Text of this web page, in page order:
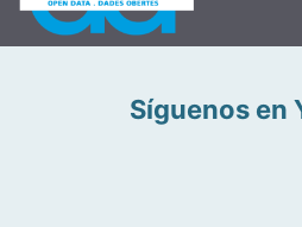
Síguenos en